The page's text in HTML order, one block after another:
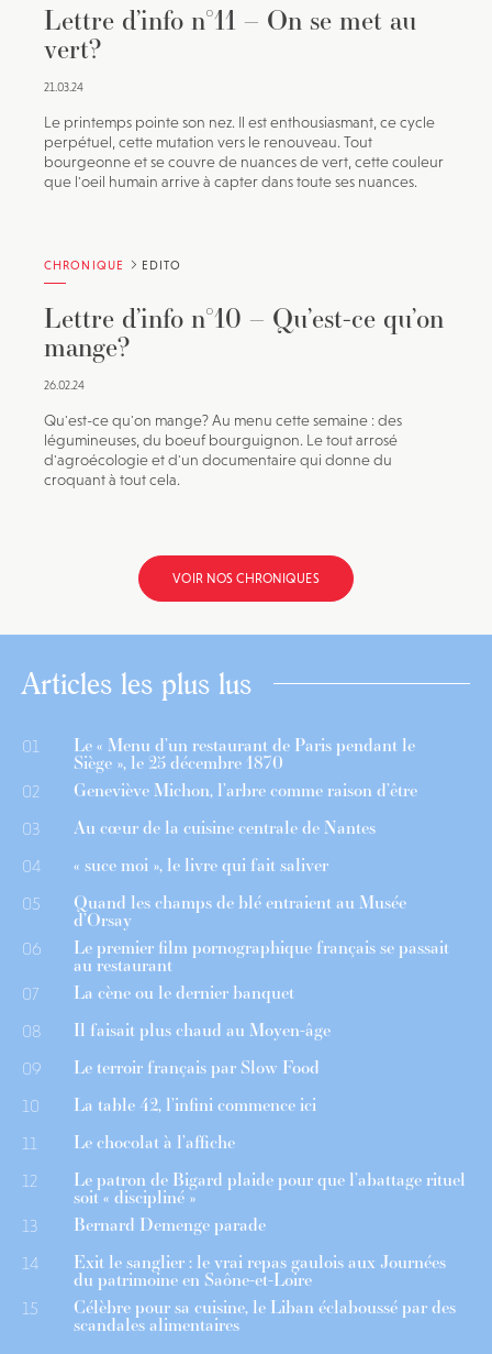
Lettre d’info n°11 – On se met au
vert?
21.03.24
Le printemps pointe son nez. Il est enthousiasmant, ce cycle
perpétuel, cette mutation vers le renouveau. Tout
bourgeonne et se couvre de nuances de vert, cette couleur
que l'oeil humain arrive à capter dans toute ses nuances.
CHRONIQUE EDITO
Lettre d’info n°10 – Qu’est-ce qu’on
mange?
26.02.24
Qu'est-ce qu'on mange? Au menu cette semaine : des
légumineuses, du boeuf bourguignon. Le tout arrosé
d'agroécologie et d'un documentaire qui donne du
croquant à tout cela.
VOIR NOS CHRONIQUES
Articles les plus lus
01 Le « Menu d’un restaurant de Paris pendant le
Siège », le 25 décembre 1870
02 Geneviève Michon, l’arbre comme raison d’être
03 Au cœur de la cuisine centrale de Nantes
04 « suce moi », le livre qui fait saliver
05 Quand les champs de blé entraient au Musée
d’Orsay
06 Le premier film pornographique français se passait
au restaurant
07 La cène ou le dernier banquet
08 Il faisait plus chaud au Moyen-âge
09 Le terroir français par Slow Food
10 La table 42, l’infini commence ici
11 Le chocolat à l’affiche
12 Le patron de Bigard plaide pour que l’abattage rituel
soit « discipliné »
13 Bernard Demenge parade
14 Exit le sanglier : le vrai repas gaulois aux Journées
du patrimoine en Saône-et-Loire
15 Célèbre pour sa cuisine, le Liban éclaboussé par des
scandales alimentaires